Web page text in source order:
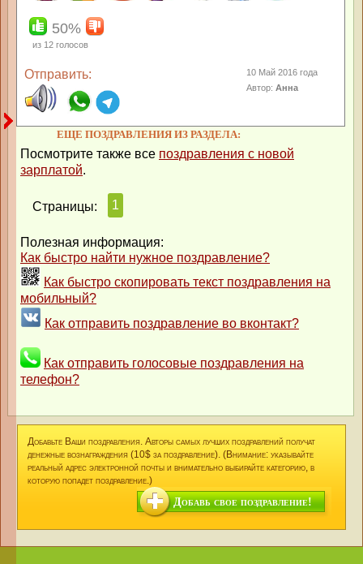
50%
из 12 голосов
Отправить:
10 Май 2016 года
Автор:Анна
ЕЩЕ ПОЗДРАВЛЕНИЯ ИЗ РАЗДЕЛА:
Посмотрите также все поздравления с новой
зарплатой.
Страницы: 1
Полезная информация:
Как быстро найти нужное поздравление?
Как быстро скопировать текст поздравления на
мобильный?
Как отправить поздравление во вконтакт?
Как отправить голосовые поздравления на
телефон?
Добавьте Ваши поздравления. Авторы самых лучших поздравлений получат
денежные вознаграждения (10$ за поздравление). (Внимание: указывайте
реальный адрес электронной почты и внимательно выбирайте категорию, в
которую попадет поздравление.)
Добавь свое поздравление!